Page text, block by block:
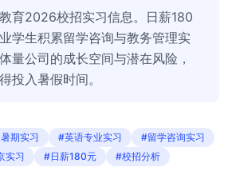
育2026校招实习信息。日薪180
学生积累留学咨询与教务管理实
量公司的成长空间与潜在风险，
投入暑假时间。
期实习 #英语专业实习
#留学咨询实习
实习 #日薪180元 #校招分析